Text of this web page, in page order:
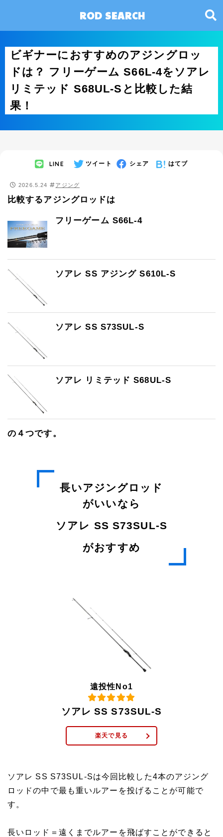
ROD SEARCH
ビギナーにおすすめのアジングロッ
ドは？ フリーゲーム S66L-4をソアレ
リミテッド S68UL-Sと比較した結
果！
LINE ツイート シェア はてブ
2026.5.24 アジング
比較するアジングロッドは
フリーゲーム S66L-4
ソアレ SS アジング S610L-S
ソアレ SS S73SUL-S
ソアレ リミテッド S68UL-S
の４つです。
長いアジングロッド
がいいなら
ソアレ SS S73SUL-S
がおすすめ
遠投性No1
ソアレ SS S73SUL-S
楽天で見る
ソアレ SS S73SUL-Sは今回比較した4本のアジング
ロッドの中で最も重いルアーを投げることが可能で
す。
長いロッド＝遠くまでルアーを飛ばすことができると